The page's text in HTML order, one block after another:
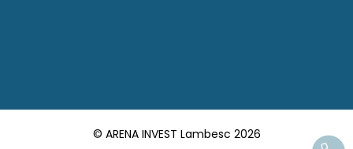
© ARENA INVEST Lambesc 2026